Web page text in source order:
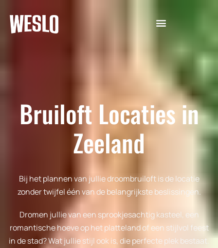
Bruiloft Locaties in
Zeeland
Bij het plannen van jullie droombruiloft is de locatie
zonder twijfel één van de belangrijkste beslissingen.
Dromen jullie van een sprookjesachtig kasteel, een
romantische hoeve op het platteland of een stijlvol feest
in de stad? Wat jullie stijl ook is, die perfecte plek bestaat.